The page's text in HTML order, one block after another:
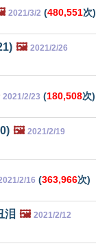
2021/3/2 (480,551次)
🖼️ 2021/2/26
2021/2/23 (180,508次)
🖼️ 2021/2/19
2/16 (363,966次)
泪 🖼️ 2021/2/12